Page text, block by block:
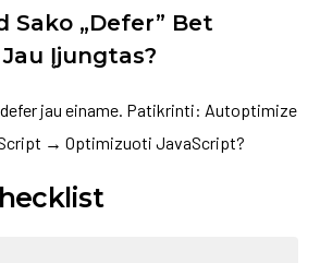
Sako „Defer” Bet
Įjungtas?
jau einame. Patikrinti: Autoptimize
→ Optimizuoti JavaScript?